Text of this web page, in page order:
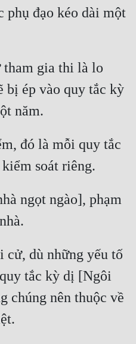
phụ đạo kéo dài một
gia thi là lo
bị ép vào quy tắc kỳ
năm.
đó là mỗi quy tắc
soát riêng.
ngọt ngào], phạm
cử, dù những yếu tố
tắc kỳ dị [Ngôi
chúng nên thuộc về